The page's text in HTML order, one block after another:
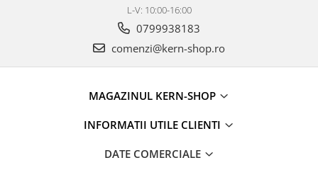
L-V: 10:00-16:00
0799938183
comenzi@kern-shop.ro
MAGAZINUL KERN-SHOP
INFORMATII UTILE CLIENTI
DATE COMERCIALE